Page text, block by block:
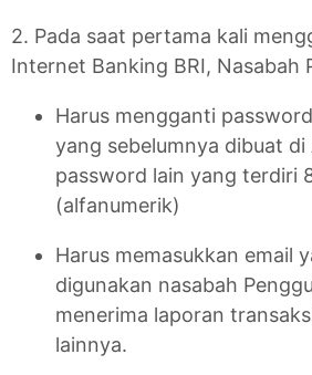
2. Pada saat pertama kali
Internet Banking BRI, Nasabah
Harus mengganti
yang sebelumnya dibuat di
password lain yang terdiri
(alfanumerik)
Harus memasukkan email
digunakan nasabah
menerima laporan
lainnya.